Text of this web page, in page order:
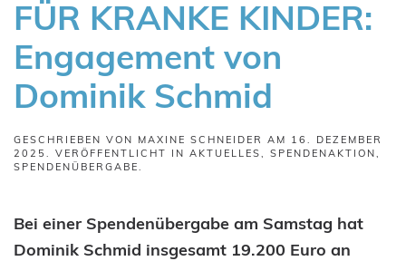
FÜR KRANKE KINDER:
Engagement von
Dominik Schmid
GESCHRIEBEN VON MAXINE SCHNEIDER AM 16. DEZEMBER
2025
. VERÖFFENTLICHT IN AKTUELLES SPENDENAKTION
SPENDENÜBERGABE
Bei einer Spendenübergabe am Samstag hat
Dominik Schmid insgesamt 19.200 Euro an